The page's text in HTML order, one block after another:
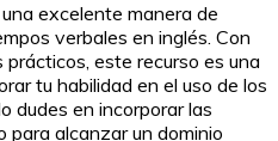
excelente manera de
verbales en inglés. Con
este recurso es una
tu habilidad en el uso de los
dudes en incorporar las
para alcanzar un dominio